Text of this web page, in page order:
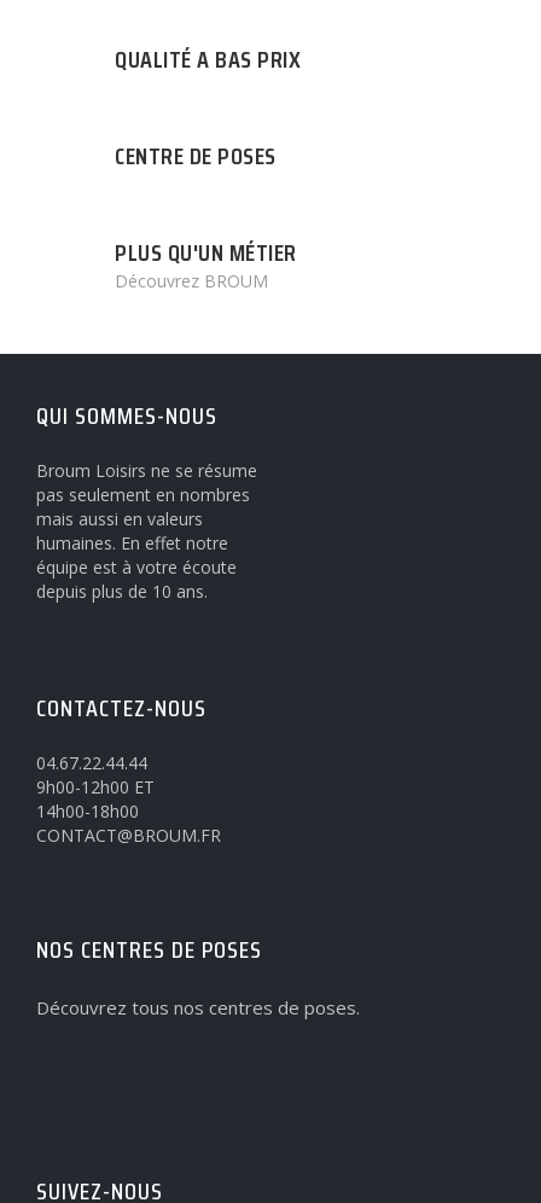
QUALITÉ A BAS PRIX
CENTRE DE POSES
PLUS QU'UN MÉTIER
Découvrez BROUM
QUI SOMMES-NOUS
Broum Loisirs ne se résume
pas seulement en nombres
mais aussi en valeurs
humaines. En effet notre
équipe est à votre écoute
depuis plus de 10 ans.
CONTACTEZ-NOUS
04.67.22.44.44
9h00-12h00 ET
14h00-18h00
CONTACT@BROUM.FR
NOS CENTRES DE POSES
Découvrez tous nos centres de poses.
SUIVEZ-NOUS